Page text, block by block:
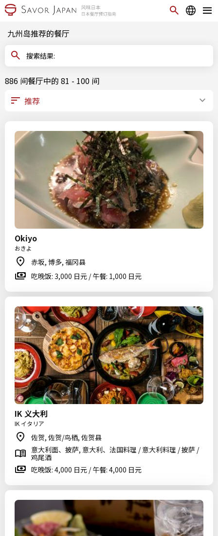
九州岛推荐的餐厅
搜索结果:
886 间餐厅中的 81 - 100 间
Okiyo
おきよ
赤坂, 博多, 福冈县
吃晚饭: 3,000 日元 / 午餐: 1,000 日元
IK 义大利
IK イタリア
佐贺, 佐贺/鸟栖, 佐贺县
意大利面、披萨, 意大利、法国料理 / 意大利料理 / 披萨 /
鸡尾酒
吃晚饭: 4,000 日元 / 午餐: 4,000 日元